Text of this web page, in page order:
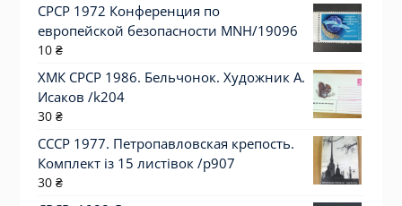
СРСР 1972 Конференция по
европейской безопасности MNH/19096
10 ₴
ХМК СРСР 1986. Бельчонок. Художник А.
Исаков /k204
30 ₴
СССР 1977. Петропавловская крепость.
Комплект із 15 листівок /р907
30 ₴